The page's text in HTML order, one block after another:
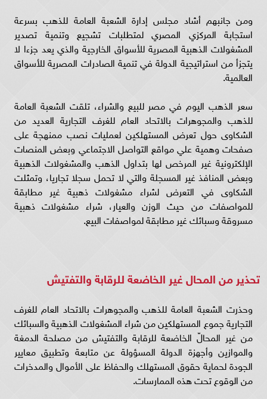
ومن جانبهم أشاد مجلس إدارة الشعبة العامة للذهب بسرعة
استجابة المركزي المصري لمتطلبات تشجيع وتنمية تصدير
المشغولات الذهبية المصرية للأسواق الخارجية والذي يعد جزءا لا
يتجزأ من استراتيجية الدولة في تنمية الصادرات المصرية للأسواق
العالمية.
سعر الذهب اليوم في مصر للبيع والشراء، تلقت الشعبة العامة
للذهب والمجوهرات بالاتحاد العام للغرف التجارية العديد من
الشكاوى حول تعرض المستهلكين لعمليات نصب ممنهجة على
صفحات وهمية علي مواقع التواصل الاجتماعي وبعض المنصات
الإلكترونية غير المرخص لها بتداول الذهب والمشغولات الذهبية
وبعض المنافذ غير المسجلة والتي لا تحمل سجلا تجاريا، وتمثلت
الشكاوى في التعرض لشراء مشغولات ذهبية غير مطابقة
للمواصفات من حيث الوزن والعيار، شراء مشغولات ذهبية
مسروقة وسبائك غير مطابقة لمواصفات البيع.
تحذير من المحال غير الخاضعة للرقابة والتفتيش
وحذرت الشعبة العامة للذهب والمجوهرات بالاتحاد العام للغرف
التجارية جموع المستهلكين من شراء المشغولات الذهبية والسبائك
من غير المحالّ الخاضعة للرقابة والتفتيش من مصلحة الدمغة
والموازين وأجهزة الدولة المسؤولة عن متابعة وتطبيق معايير
الجودة لحماية حقوق المستهلك والحفاظ على الأموال والمدخرات
من الوقوع تحت هذه الممارسات.